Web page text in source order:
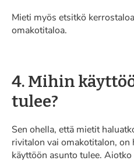
Mieti myös etsitkö
omakotitaloa.
4. Mihin
tulee?
Sen ohella, että mietit
rivitalon vai omakotitalon,
käyttöön asunto tulee.